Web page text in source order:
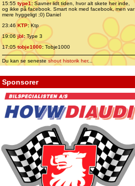
15:55 type1:Savner lidt tiden, hvor alt skete her inde,
og ikke på facebook. Smart nok med facebook, men var
mere hyggeligt ;0) Daniel
23:46 KTP:Ktp
19:06jbl:Type 3
17:05tobje1000: Tobje1000
Du kan se senesteshout historik her...
Sponsorer